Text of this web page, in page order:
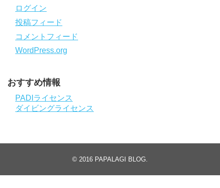
ログイン
投稿フィード
コメントフィード
WordPress.org
おすすめ情報
PADIライセンス
ダイビングライセンス
© 2016 PAPALAGI BLOG